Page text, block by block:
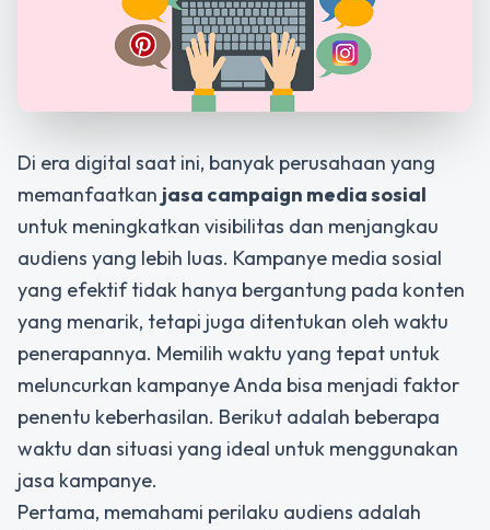
Di era digital saat ini, banyak perusahaan yang
memanfaatkan jasa campaign media sosial
untuk meningkatkan visibilitas dan menjangkau
audiens yang lebih luas. Kampanye media sosial
yang efektif tidak hanya bergantung pada konten
yang menarik, tetapi juga ditentukan oleh waktu
penerapannya. Memilih waktu yang tepat untuk
meluncurkan kampanye Anda bisa menjadi faktor
penentu keberhasilan. Berikut adalah beberapa
waktu dan situasi yang ideal untuk menggunakan
jasa kampanye.
Pertama, memahami perilaku audiens adalah